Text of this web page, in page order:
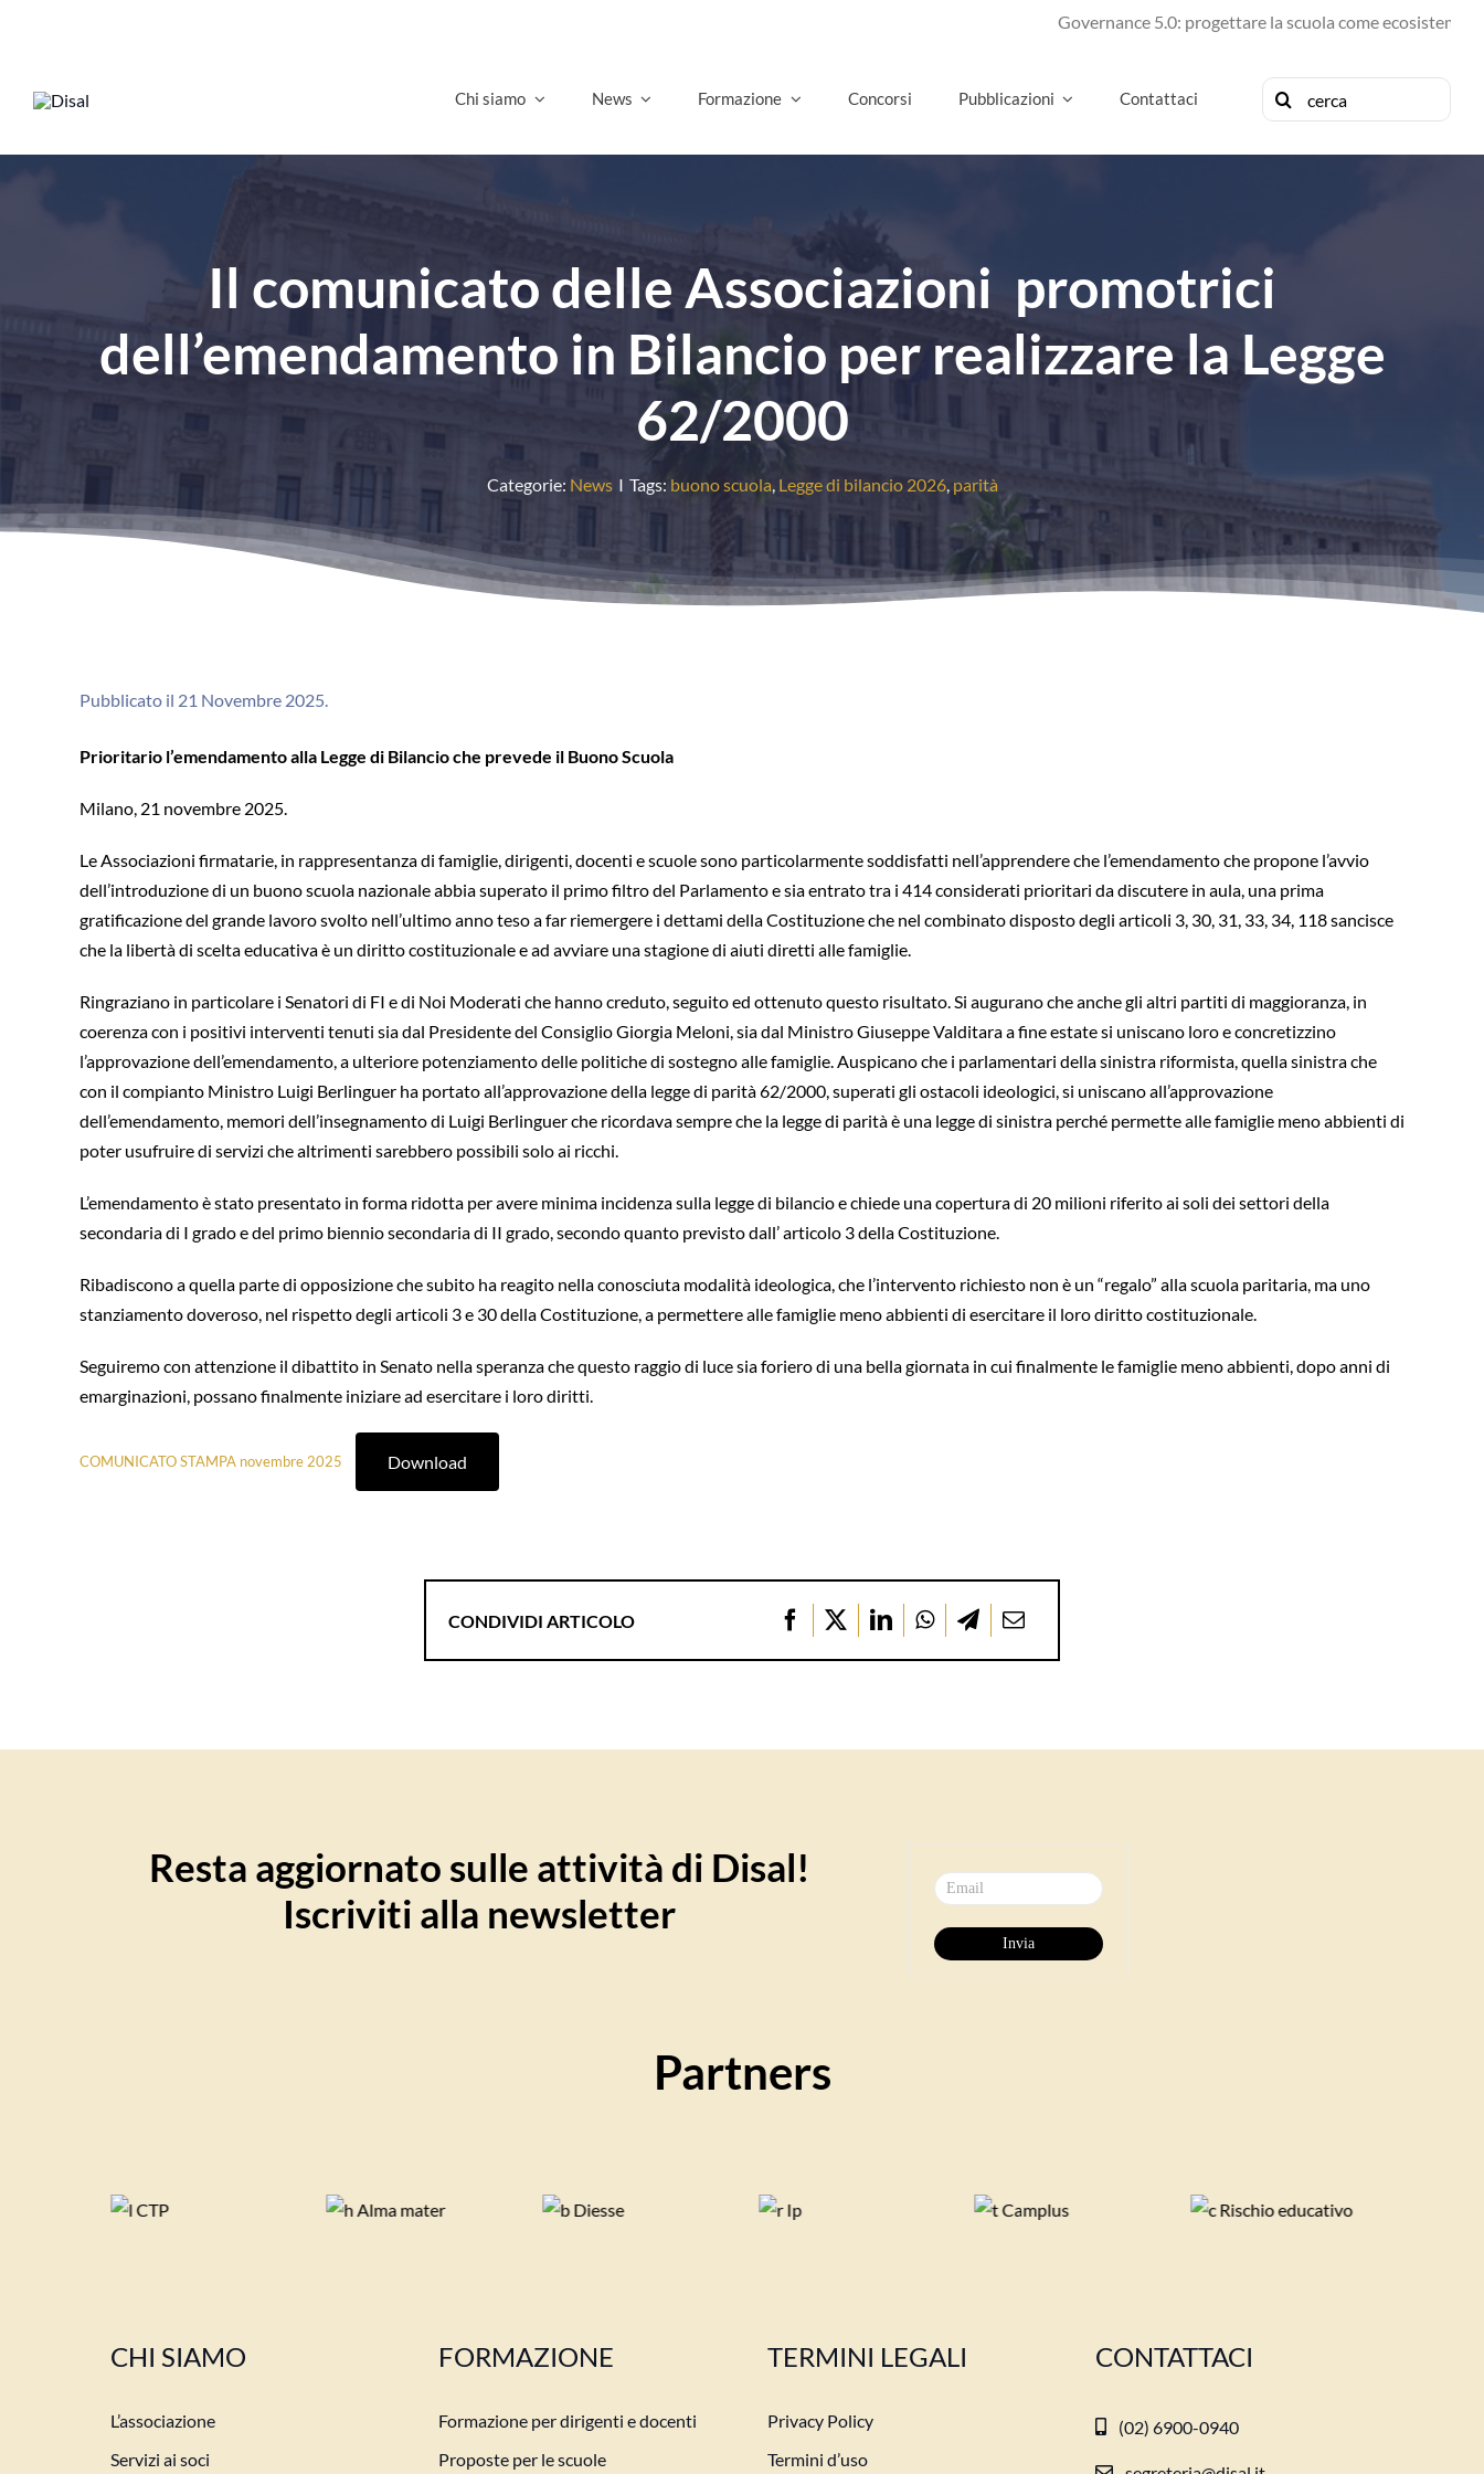
Governance 5.0: progettare la scuola come ecosistema di futuro
Chi siamo News Formazione Concorsi Pubblicazioni Contattaci
Cerca
per:
Il comunicato delle Associazioni promotrici
dell’emendamento in Bilancio per realizzare la Legge
62/2000
Categorie: News I Tags: buono scuola, Legge di bilancio 2026, parità
Pubblicato il 21 Novembre 2025.
Prioritario l’emendamento alla Legge di Bilancio che prevede il Buono Scuola
Milano, 21 novembre 2025.
Le Associazioni firmatarie, in rappresentanza di famiglie, dirigenti, docenti e scuole sono particolarmente soddisfatti nell’apprendere che l’emendamento che propone l’avvio
dell’introduzione di un buono scuola nazionale abbia superato il primo filtro del Parlamento e sia entrato tra i 414 considerati prioritari da discutere in aula, una prima
gratificazione del grande lavoro svolto nell’ultimo anno teso a far riemergere i dettami della Costituzione che nel combinato disposto degli articoli 3, 30, 31, 33, 34, 118 sancisce
che la libertà di scelta educativa è un diritto costituzionale e ad avviare una stagione di aiuti diretti alle famiglie.
Ringraziano in particolare i Senatori di FI e di Noi Moderati che hanno creduto, seguito ed ottenuto questo risultato. Si augurano che anche gli altri partiti di maggioranza, in
coerenza con i positivi interventi tenuti sia dal Presidente del Consiglio Giorgia Meloni, sia dal Ministro Giuseppe Valditara a fine estate si uniscano loro e concretizzino
l’approvazione dell’emendamento, a ulteriore potenziamento delle politiche di sostegno alle famiglie. Auspicano che i parlamentari della sinistra riformista, quella sinistra che
con il compianto Ministro Luigi Berlinguer ha portato all’approvazione della legge di parità 62/2000, superati gli ostacoli ideologici, si uniscano all’approvazione
dell’emendamento, memori dell’insegnamento di Luigi Berlinguer che ricordava sempre che la legge di parità è una legge di sinistra perché permette alle famiglie meno abbienti di
poter usufruire di servizi che altrimenti sarebbero possibili solo ai ricchi.
L’emendamento è stato presentato in forma ridotta per avere minima incidenza sulla legge di bilancio e chiede una copertura di 20 milioni riferito ai soli dei settori della
secondaria di I grado e del primo biennio secondaria di II grado, secondo quanto previsto dall’ articolo 3 della Costituzione.
Ribadiscono a quella parte di opposizione che subito ha reagito nella conosciuta modalità ideologica, che l’intervento richiesto non è un “regalo” alla scuola paritaria, ma uno
stanziamento doveroso, nel rispetto degli articoli 3 e 30 della Costituzione, a permettere alle famiglie meno abbienti di esercitare il loro diritto costituzionale.
Seguiremo con attenzione il dibattito in Senato nella speranza che questo raggio di luce sia foriero di una bella giornata in cui finalmente le famiglie meno abbienti, dopo anni di
emarginazioni, possano finalmente iniziare ad esercitare i loro diritti.
COMUNICATO STAMPA novembre 2025 Download
CONDIVIDI ARTICOLO
Resta aggiornato sulle attività di Disal!
Iscriviti alla newsletter
Partners
CHI SIAMO
L’associazione
Servizi ai soci
FORMAZIONE
Formazione per dirigenti e docenti
Proposte per le scuole
TERMINI LEGALI
Privacy Policy
Termini d’uso
CONTATTACI
(02) 6900-0940